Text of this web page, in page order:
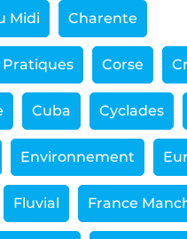
Midi Charente
Pratiques Corse
Cuba Cyclades
Environnement
Fluvial France